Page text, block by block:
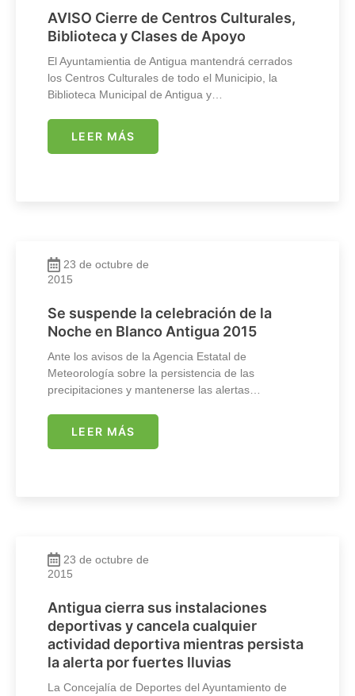
AVISO Cierre de Centros Culturales,
Biblioteca y Clases de Apoyo
El Ayuntamientia de Antigua mantendrá cerrados
los Centros Culturales de todo el Municipio, la
Biblioteca Municipal de Antigua y…
LEER MÁS
23 de octubre de
2015
Se suspende la celebración de la
Noche en Blanco Antigua 2015
Ante los avisos de la Agencia Estatal de
Meteorología sobre la persistencia de las
precipitaciones y mantenerse las alertas…
LEER MÁS
23 de octubre de
2015
Antigua cierra sus instalaciones
deportivas y cancela cualquier
actividad deportiva mientras persista
la alerta por fuertes lluvias
La Concejalía de Deportes del Ayuntamiento de